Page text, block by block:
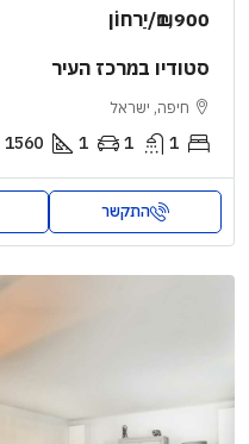
₪1,900/יַרחוֹן
סטודיו במרכז העיר
חיפה, ישראל
1
1
1
1560
התקשר